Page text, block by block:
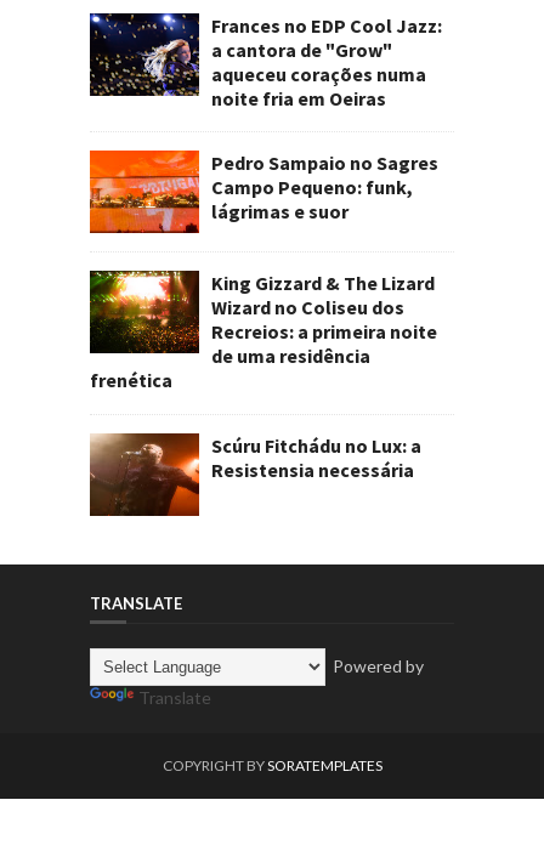
Frances no EDP Cool Jazz:
a cantora de "Grow"
aqueceu corações numa
noite fria em Oeiras
Pedro Sampaio no Sagres
Campo Pequeno: funk,
lágrimas e suor
King Gizzard & The Lizard
Wizard no Coliseu dos
Recreios: a primeira noite
de uma residência
frenética
Scúru Fitchádu no Lux: a
Resistensia necessária
TRANSLATE
Powered by
Translate
COPYRIGHT BYSORATEMPLATES